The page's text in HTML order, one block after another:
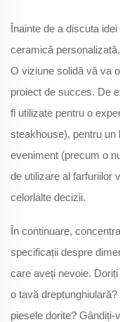
Înainte de a discuta
ceramică
O viziune solidă vă va
proiect de succes. De
fi utilizate pentru o
steakhouse), pentru un
eveniment (precum o
de utilizare al farfuriilor
celorlalte decizii.
În continuare,
specificații despre
care aveți nevoie.
o tavă
piesele dorite?